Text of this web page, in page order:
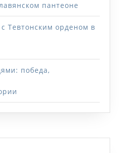
пантеоне
Тевтонским орденом в
победа,